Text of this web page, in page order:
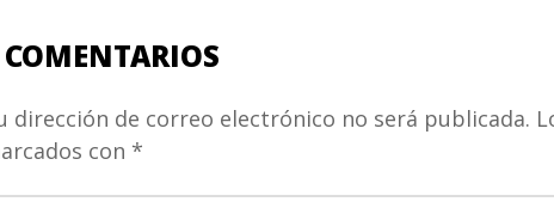
dirección de correo electrónico no será publicada.
con *